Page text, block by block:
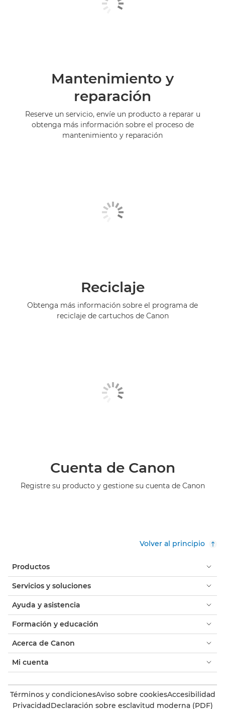
Mantenimiento y
reparación
Reserve un servicio, envíe un producto a reparar u
obtenga más información sobre el proceso de
mantenimiento y reparación
Reciclaje
Obtenga más información sobre el programa de
reciclaje de cartuchos de Canon
Cuenta de Canon
Registre su producto y gestione su cuenta de Canon
Volver al principio
Productos
Servicios y soluciones
Ayuda y asistencia
Formación y educación
Acerca de Canon
Mi cuenta
Términos y condicionesAviso sobre cookiesAccesibilidad
PrivacidadDeclaración sobre esclavitud moderna (PDF)